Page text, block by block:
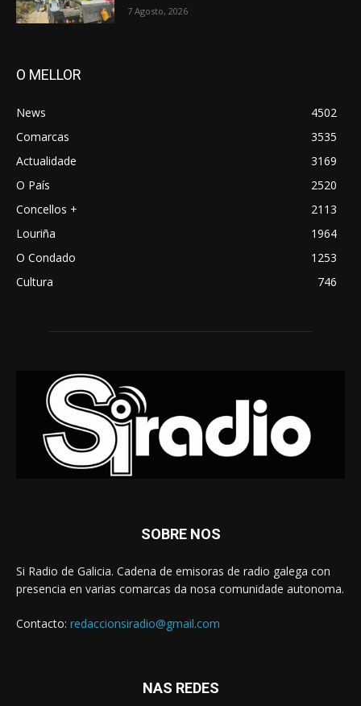
7 Agosto, 2026
O MELLOR
News
4502
Comarcas
3535
Actualidade
3169
O País
2520
Concellos +
2113
Louriña
1964
O Condado
1253
Cultura
746
SOBRE NOS
Si Radio de Galicia. Cadena de emisoras de radio galega con
presencia en varias comarcas da nosa comunidade autonoma.
Contacto: redaccionsiradio@gmail.com
NAS REDES